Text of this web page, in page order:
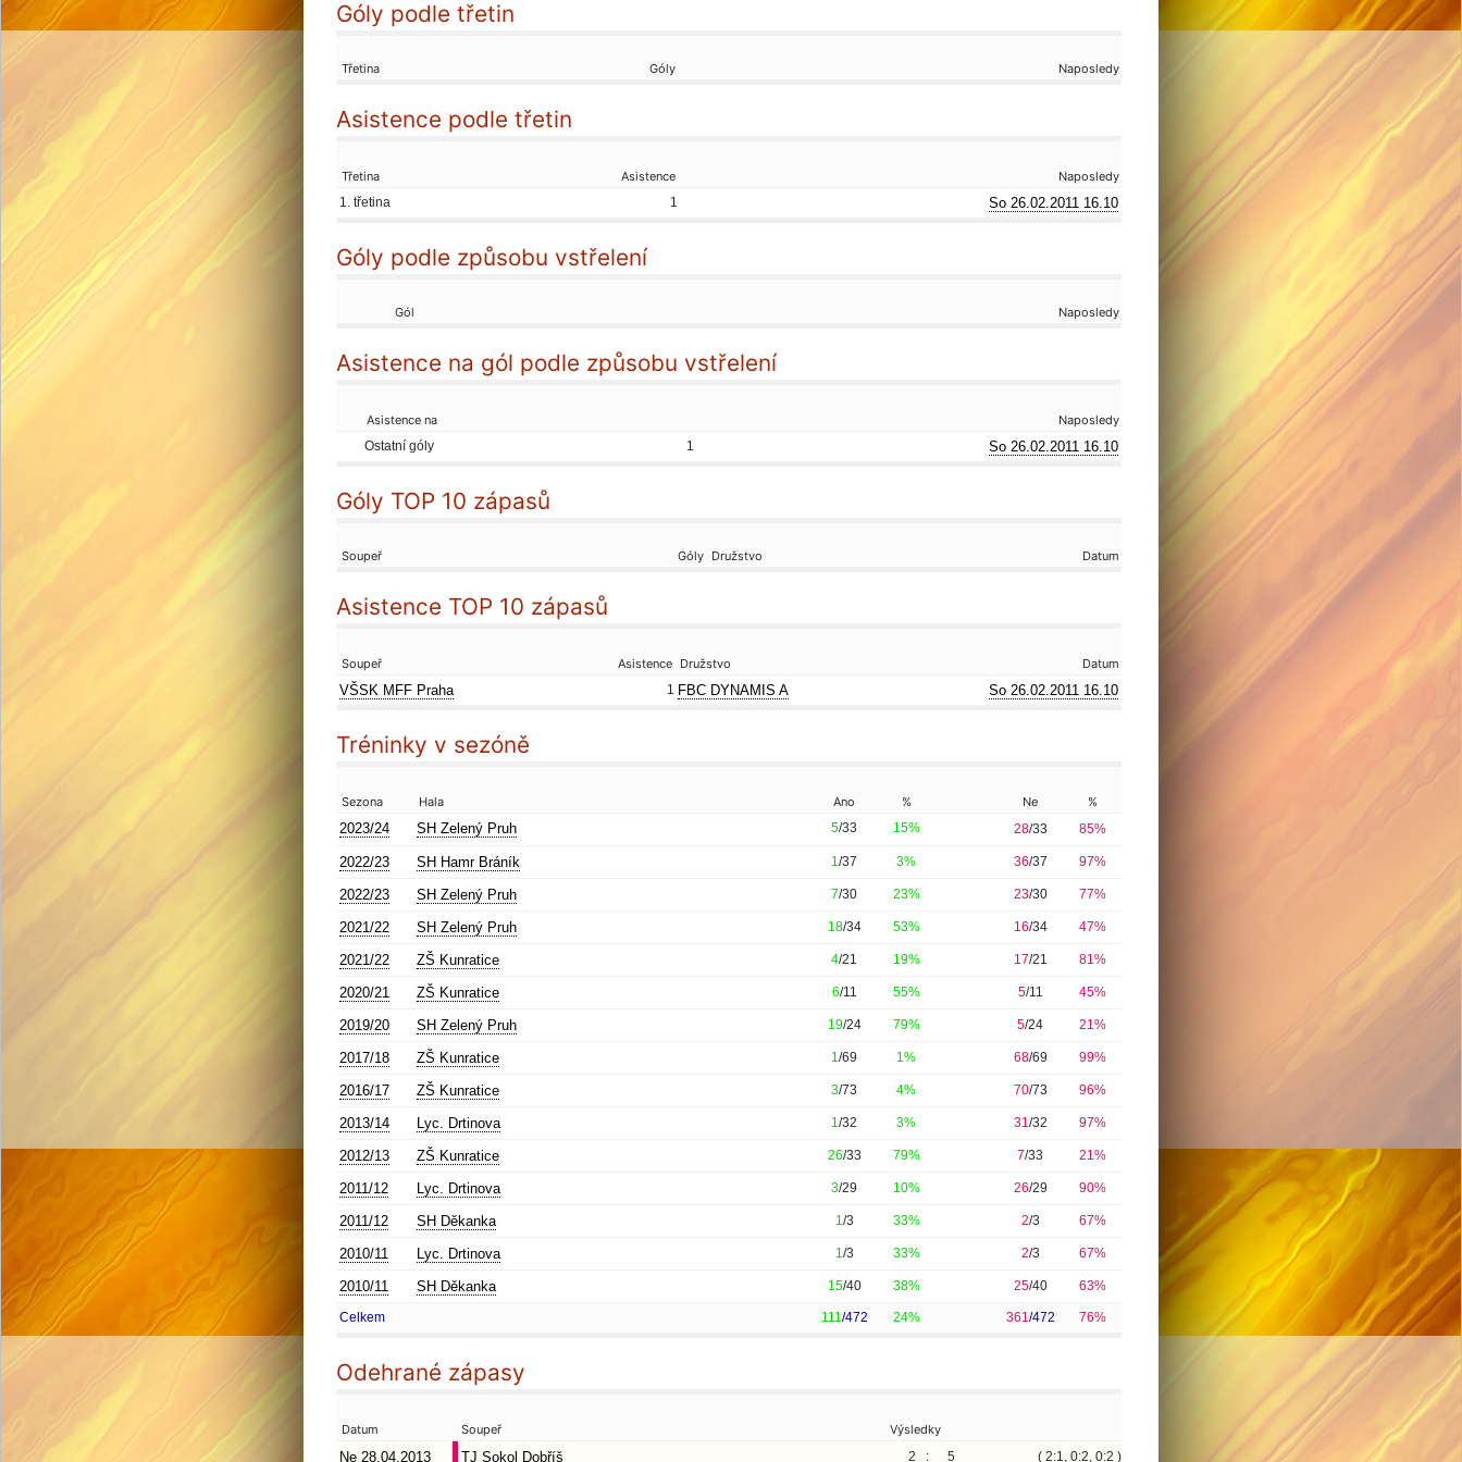
Góly podle třetin
Třetina Góly Naposledy
Asistence podle třetin
Třetina Asistence
Naposledy
1. třetina
1 So 26.02.2011 16.10
Góly podle způsobu vstřelení
Gól Naposledy
Asistence na gól podle způsobu vstřelení
Asistence na
Naposledy
Ostatní góly
1 So 26.02.2011 16.10
Góly TOP 10 zápasů
Soupeř Góly Družstvo Datum
Asistence TOP 10 zápasů
Soupeř Asistence Družstvo Datum
VŠSK MFF Praha 1 FBC DYNAMIS A So 26.02.2011 16.10
Tréninky v sezóně
Sezona Hala Ano % Ne %
2023/24 SH Zelený Pruh 5/33 15% 28/33 85%
2022/23 SH Hamr Bráník 1/37 3% 36/37 97%
2022/23 SH Zelený Pruh 7/30 23% 23/30 77%
2021/22 SH Zelený Pruh 18/34 53% 16/34 47%
2021/22 ZŠ Kunratice 4/21 19% 17/21 81%
2020/21 ZŠ Kunratice 6/11 55% 5/11 45%
2019/20 SH Zelený Pruh 19/24 79% 5/24 21%
2017/18 ZŠ Kunratice 1/69 1% 68/69 99%
2016/17 ZŠ Kunratice 3/73 4% 70/73 96%
2013/14 Lyc. Drtinova 1/32 3% 31/32 97%
2012/13 ZŠ Kunratice 26/33 79% 7/33 21%
2011/12 Lyc. Drtinova 3/29 10% 26/29 90%
2011/12 SH Děkanka 1/3 33% 2/3 67%
2010/11 Lyc. Drtinova 1/3 33% 2/3 67%
2010/11 SH Děkanka 15/40 38% 25/40 63%
Celkem 111/472 24% 361/472 76%
Odehrané zápasy
Datum Soupeř Výsledky
Ne 28.04.2013 TJ Sokol Dobříš 2 : 5 ( 2:1, 0:2, 0:2 )